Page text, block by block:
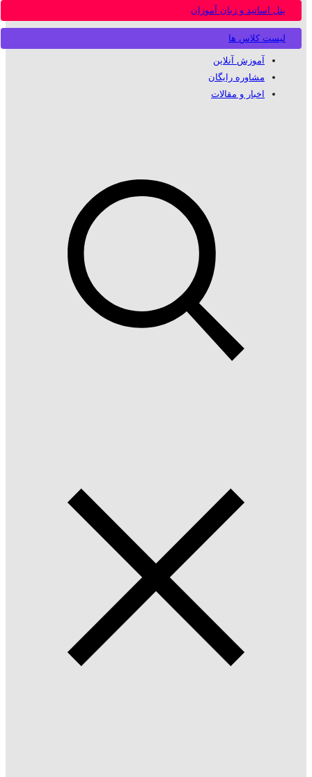
لیست کلاس ها
پنل اساتید و زبان آموزان
آموزش آنلاین
مشاوره رایگان
اخبار و مقالات